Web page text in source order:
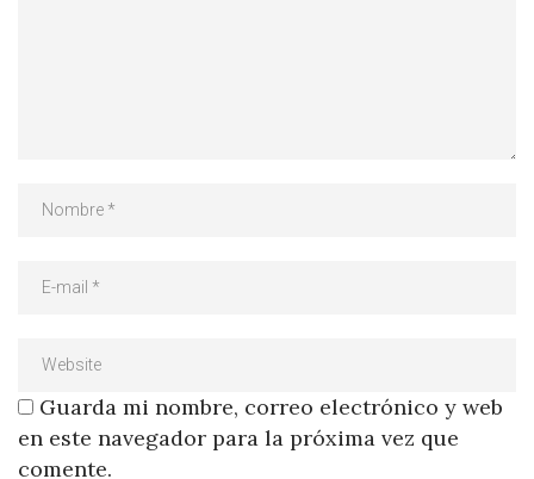
Guarda mi nombre, correo electrónico y web
en este navegador para la próxima vez que
comente.